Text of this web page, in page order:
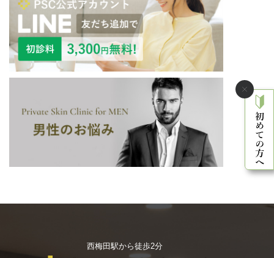
西梅田駅から徒歩2分